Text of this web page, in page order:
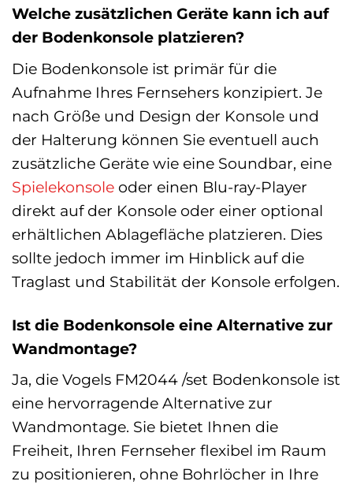
Welche zusätzlichen Geräte kann ich auf
der Bodenkonsole platzieren?
Die Bodenkonsole ist primär für die
Aufnahme Ihres Fernsehers konzipiert. Je
nach Größe und Design der Konsole und
der Halterung können Sie eventuell auch
zusätzliche Geräte wie eine Soundbar, eine
Spielekonsole oder einen Blu-ray-Player
direkt auf der Konsole oder einer optional
erhältlichen Ablagefläche platzieren. Dies
sollte jedoch immer im Hinblick auf die
Traglast und Stabilität der Konsole erfolgen.
Ist die Bodenkonsole eine Alternative zur
Wandmontage?
Ja, die Vogels FM2044 /set Bodenkonsole ist
eine hervorragende Alternative zur
Wandmontage. Sie bietet Ihnen die
Freiheit, Ihren Fernseher flexibel im Raum
zu positionieren, ohne Bohrlöcher in Ihre